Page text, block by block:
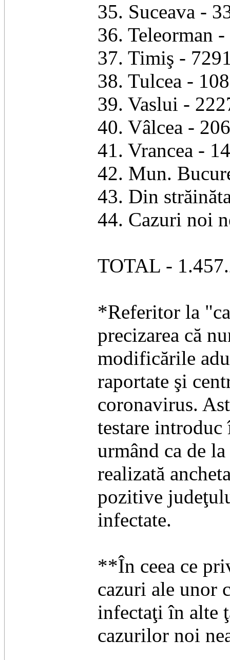
35. Suceava -
36. Teleorman
37. Timiş -
38. Tulcea -
39. Vaslui -
40. Vâlcea -
41. Vrancea -
42. Mun.
43. Din
44. Cazuri noi
TOTAL -
*Referitor la
precizarea că
modificările
raportate şi
coronavirus.
testare
urmând ca de
realizată
pozitive
infectate.
**În ceea ce
cazuri ale unor
infectaţi în alte
cazurilor noi